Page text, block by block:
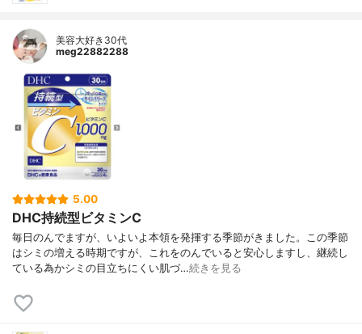
美容大好き30代
meg22882288
5.00
DHC持続型ビタミンC
毎日のんでますが、いよいよ本領を発揮する季節がきました。この季節
はシミの増える時期ですが、これをのんでいると安心しますし、継続し
ている為かシミの目立ちにくい肌づ…続きを見る